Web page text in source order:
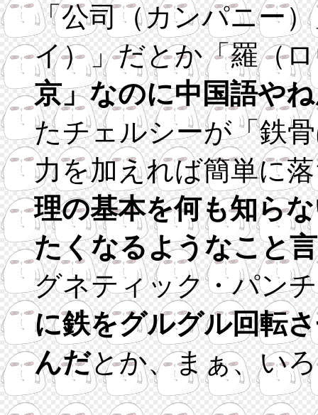
「公司（カンパニー
イ）」だとか「羅（
京」なのに中国語や
たチェルシーが「鉄
力を加えれば簡単に
理の基本を何も知ら
たくなるようなこと
グネティック・パン
に鉄をグルグル回転
んだとか、まぁ、い